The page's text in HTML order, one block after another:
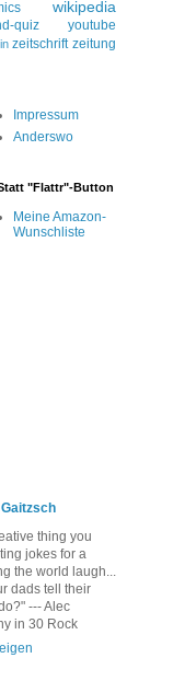
wikipedia
quiz youtube
zeitschrift zeitung
Impressum
Anderswo
"Flattr"-Button
Meine Amazon-
Wunschliste
thing you
jokes for a
the world laugh...
dads tell their
--- Alec
in 30 Rock